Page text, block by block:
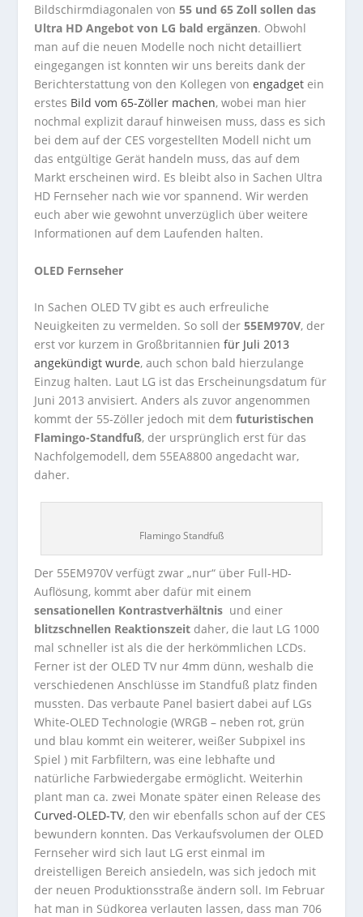
Bildschirmdiagonalen von 55 und 65 Zoll sollen das
Ultra HD Angebot von LG bald ergänzen. Obwohl
man auf die neuen Modelle noch nicht detailliert
eingegangen ist konnten wir uns bereits dank der
Berichterstattung von den Kollegen vonengadget ein
erstes Bild vom 65-Zöller machen, wobei man hier
nochmal explizit darauf hinweisen muss, dass es sich
bei dem auf der CES vorgestellten Modell nicht um
das entgültige Gerät handeln muss, das auf dem
Markt erscheinen wird. Es bleibt also in Sachen Ultra
HD Fernseher nach wie vor spannend. Wir werden
euch aber wie gewohnt unverzüglich über weitere
Informationen auf dem Laufenden halten.
OLED Fernseher
In Sachen OLED TV gibt es auch erfreuliche
Neuigkeiten zu vermelden. So soll der55EM970V, der
erst vor kurzem in Großbritannienfür Juli 2013
angekündigt wurde, auch schon bald hierzulange
Einzug halten. Laut LG ist das Erscheinungsdatum für
Juni 2013 anvisiert. Anders als zuvor angenommen
kommt der 55-Zöller jedoch mit demfuturistischen
Flamingo-Standfuß, der ursprünglich erst für das
Nachfolgemodell, dem 55EA8800 angedacht war,
daher.
Flamingo Standfuß
Der 55EM970V verfügt zwar „nur“ über Full-HD-
Auflösung, kommt aber dafür mit einem
sensationellen Kontrastverhältnis und einer
blitzschnellen Reaktionszeit daher, die laut LG 1000
mal schneller ist als die der herkömmlichen LCDs.
Ferner ist der OLED TV nur 4mm dünn, weshalb die
verschiedenen Anschlüsse im Standfuß platz finden
mussten. Das verbaute Panel basiert dabei auf LGs
White-OLED Technologie (WRGB – neben rot, grün
und blau kommt ein weiterer, weißer Subpixel ins
Spiel ) mit Farbfiltern, was eine lebhafte und
natürliche Farbwiedergabe ermöglicht. Weiterhin
plant man ca. zwei Monate später einen Release des
Curved-OLED-TV, den wir ebenfalls schon auf der CES
bewundern konnten. Das Verkaufsvolumen der OLED
Fernseher wird sich laut LG erst einmal im
dreistelligen Bereich ansiedeln, was sich jedoch mit
der neuen Produktionsstraße ändern soll. Im Februar
hat man in Südkorea verlauten lassen, dass man 706